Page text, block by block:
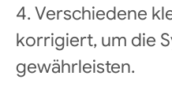
4. Verschiedene
korrigiert, um die
gewährleisten.